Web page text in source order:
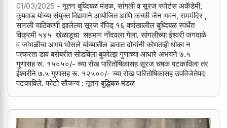
01/03/2025 - नूतन बुध्दिबळ मंडळ, सांगली व सूरज स्पोर्टस अकॅडेमी,
कुपवाड यांच्या संयुक्त विद्यमाने आयोजित आणि कच्छी जैन भवन, राममंदिर ,
सांगली याठिकाणी झालेल्या सूरज रॅपिड् १६ वर्षाखालील बुध्दिबळ स्पर्धेत
विक्रमी ५४५ खेळाडूचा सहभाग नोंदवला गेला. सांगलीच्या ईश्वरी जगदाळे
व जांभळीचा अभय भोसले यांच्यातील डावात दोघांनी कोणताही धोका न
पत्करता डाव बरोबरीत सोडविला बुकोल्झ गुणाच्या आधारे अभयने ७.५
गुणासह रू. १५०५०/- च्या रोख पारितोषिकासह सूरज चषक पटकाविला तर
ईश्वरीने ७.५ गुणासह रू. १२५००/- च्या रोख पारितोषिकासह उपविजेतेपद
पटकाविले. फोटो सौजन्य : नूतन बुद्धिबळ मंडळ